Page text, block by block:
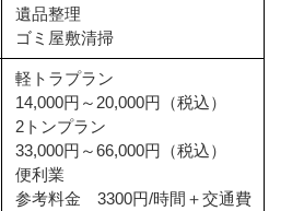
遺品整理
ゴミ屋敷清掃
軽トラプラン
14,000円～20,000円（税込）
2トンプラン
33,000円～66,000円（税込）
便利業
参考料金 3300円/時間＋交通費